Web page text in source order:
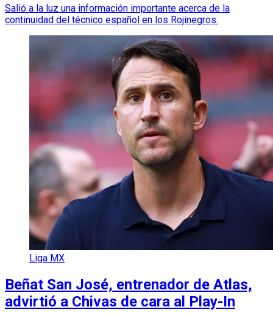
Salió a la luz una información importante acerca de la
continuidad del técnico español en los Rojinegros.
Liga MX
Beñat San José, entrenador de Atlas,
advirtió a Chivas de cara al Play-In